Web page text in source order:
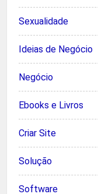
Sexualidade
Ideias de Negócio
Negócio
Ebooks e Livros
Criar Site
Solução
Software